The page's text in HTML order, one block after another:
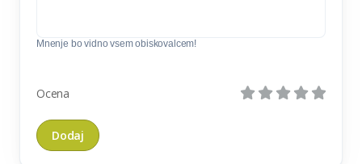
Mnenje bo vidno vsem obiskovalcem!
Ocena